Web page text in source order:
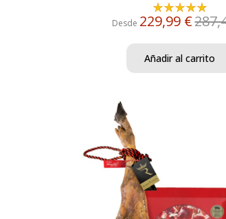
Desde 229,99 €
Añadir al carrito